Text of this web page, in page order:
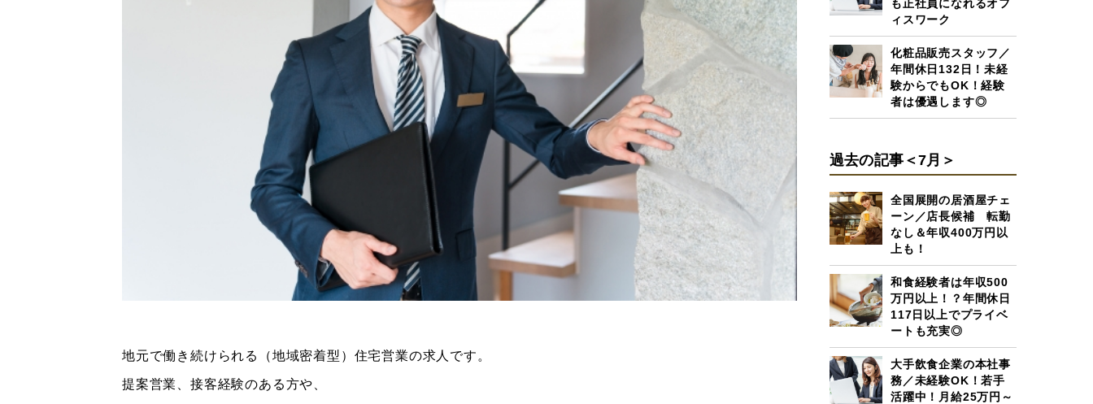
地元で働き続けられる（地域密着型）住宅営業の求人です。
提案営業、接客経験のある方や、
も正社員になれるオフ
ィスワーク
化粧品販売スタッフ／
年間休日132日！未経
験からでもOK！経験
者は優遇します◎
過去の記事＜7月＞
全国展開の居酒屋チェ
ーン／店長候補 転勤
なし＆年収400万円以
上も！
和食経験者は年収500
万円以上！？年間休日
117日以上でプライベ
ートも充実◎
大手飲食企業の本社事
務／未経験OK！若手
活躍中！月給25万円～